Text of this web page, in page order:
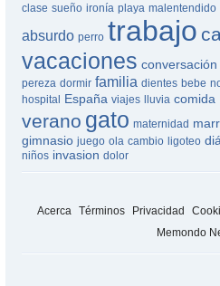
clase sueño ironía playa malentendido
absurdo perro trabajo
vacaciones conversación
pereza dormir familia dientes bebe
hospital España viajes lluvia comida
verano gato maternidad
gimnasio juego ola cambio ligoteo
niños invasion dolor
Acerca Términos Privacidad
Memondo